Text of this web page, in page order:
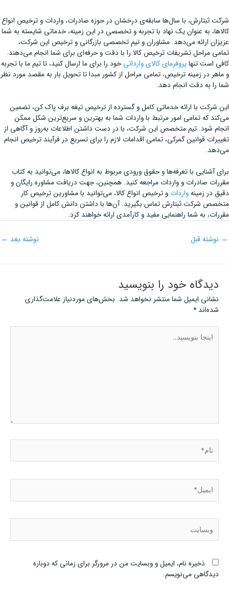
شرکت ثبتارش، با سال‌ها سابقه‌ی درخشان در حوزه صادرات، واردات و ترخیص انواع
کالاها، به عنوان یک نهاد با تجربه و تخصصی در این زمینه، خدماتی شایسته به شما
عزیزان ارائه می‌دهد. مشاوران و تیم تخصصی بازرگانی و ترخیص این شرکت،
تمامی مراحل تشریفات ترخیص کالا را با دقت و حرفه‌ای برای شما انجام می‌دهند.
کافی است تنهاپروفرمای کالای وارداتیخود را برای ما ارسال کنید، تا تیم ما با تجربه
و ماهر در زمینه ترخیص، تمامی مراحل از کشور مبدا تا تحویل بار به مقصد مورد نظر
شما را به دقت انجام دهد.
این شرکت با ارائه خدماتی کامل و گسترده از ترخیص تیغه برف پاک کن، تضمین
می‌کند که تمامی امور مرتبط با واردات شما به بهترین و سریع‌ترین شکل ممکن
انجام شود. تیم متخصص این شرکت، با در دست داشتن اطلاعات به‌روز و آگاهی از
تغییرات قوانین گمرکی، تمامی اقدامات لازم را برای تسریع در فرآیند ترخیص انجام
می‌دهد.
برای آشنایی با تعرفه‌ها و حقوق ورودی مربوط به انواع کالاها، می‌توانید به کتاب
مقررات صادرات و واردات مراجعه کنید. همچنین، جهت دریافت مشاوره رایگان و
دقیق در زمینهواردات و ترخیص انواع کالا، می‌توانید با مشاورین ترخیص کار
متخصص شرکت ثبتارش تماس بگیرید. آن‌ها با داشتن دانش کامل از قوانین و
مقررات، به شما راهنمایی مفید و کارآمدی ارائه خواهند کرد.
→ نوشته قبل نوشته بعد ←
دیدگاه‌ خود را بنویسید
نشانی ایمیل شما منتشر نخواهد شد. بخش‌های موردنیاز علامت‌گذاری
شده‌اند*
بنویسید..
ذخیره نام، ایمیل و وبسایت من در مرورگر برای زمانی که دوباره
دیدگاهی می‌نویسم.